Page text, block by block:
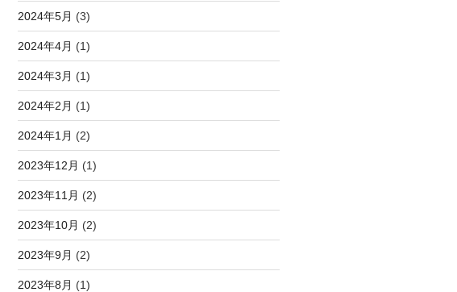
2024年5月 (3)
2024年4月 (1)
2024年3月 (1)
2024年2月 (1)
2024年1月 (2)
2023年12月 (1)
2023年11月 (2)
2023年10月 (2)
2023年9月 (2)
2023年8月 (1)